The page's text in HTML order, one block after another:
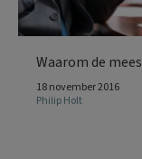
Waarom de
18 november 2016
Philip Holt